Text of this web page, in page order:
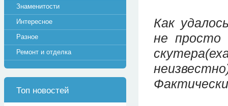
Как
не просто
Знаменитости
Интересное
Разное
Ремонт и отделка
Топ новостей